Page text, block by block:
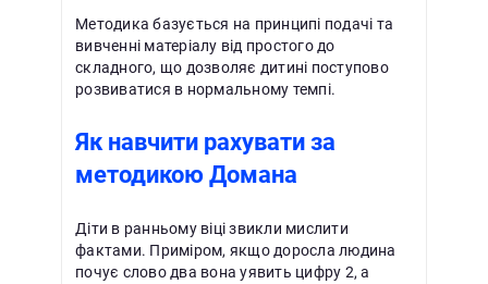
Методика базується на принципі подачі та
вивченні матеріалу від простого до
складного, що дозволяє дитині поступово
розвиватися в нормальному темпі.
Як навчити рахувати за
методикою Домана
Діти в ранньому віці звикли мислити
фактами. Приміром, якщо доросла людина
почує слово два вона уявить цифру 2, а